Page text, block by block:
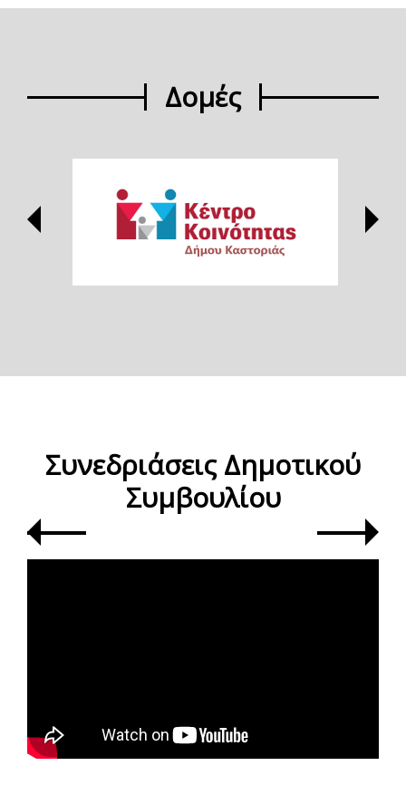
Δομές
Συνεδριάσεις Δημοτικού
Συμβουλίου